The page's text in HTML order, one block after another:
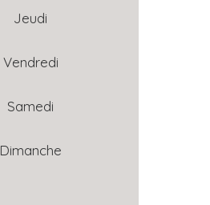
Jeudi
Vendredi
Samedi
Dimanche